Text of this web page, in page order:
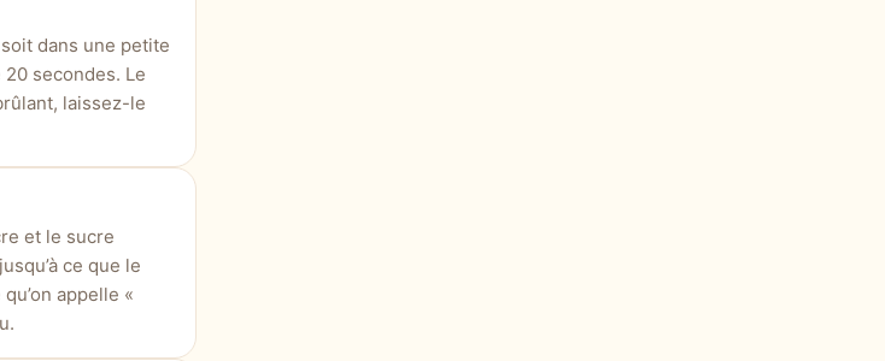
dans une petite
secondes. Le
laissez-le
et le sucre
ce que le
appelle «